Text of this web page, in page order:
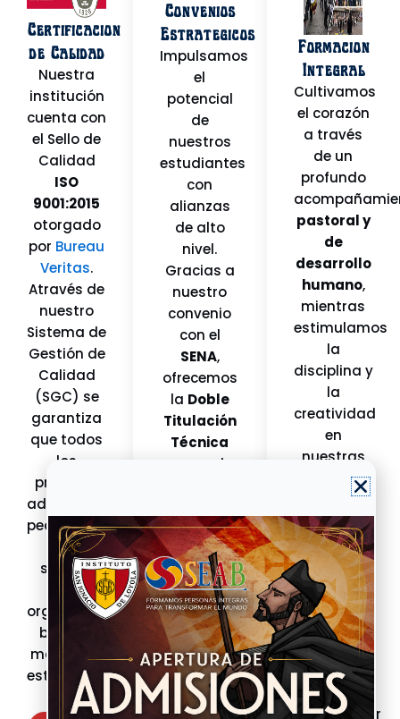
Certificación
de Calidad
Nuestra
institución
cuenta con
el Sello de
Calidad
ISO
9001:2015
otorgado
por Bureau
Veritas.
Através de
nuestro
Sistema de
Gestión de
Calidad
(SGC) se
garantiza
que todos
los
procesos
administrativos,
pedagógicos
y de
servicio
están
organizados
bajo los
más altos
estándares.
Convenios
Estrategicos
Impulsamos
el
potencial
de
nuestros
estudiantes
con
alianzas
de alto
nivel.
Gracias a
nuestro
convenio
con el
SENA,
ofrecemos
la Doble
Titulación
Técnica
para el
Además,
potenciamos
su
pensamiento
crítico y
habilidades
cognitivas
a través
de nuestro
Formación
Integral
Cultivamos
el corazón
a través
de un
profundo
pastoral y
de
desarrollo
humano,
mientras
estimulamos
la
disciplina y
la
creatividad
en
nuestras
escuelas
formación
deportiva
y artística.
Formamos
líderes
íntegros,
felices y
preparados
para
transformar